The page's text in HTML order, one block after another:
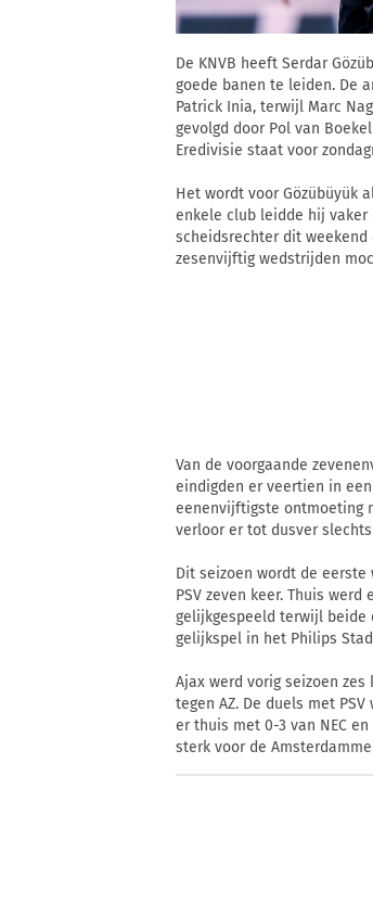
De KNVB heeft Serdar
goede banen te leiden. De
Patrick Inia, terwijl Marc
gevolgd door Pol van
Eredivisie staat voor
Het wordt voor Gözübüyük
enkele club leidde hij vaker
scheidsrechter dit
zesenvijftig wedstrijden
Van de voorgaande
eindigden er veertien in
eenenvijftigste ontmoeting
verloor er tot dusver slechts
Dit seizoen wordt de eerste
PSV zeven keer. Thuis
gelijkgespeeld terwijl beide
gelijkspel in het Philips
Ajax werd vorig seizoen
tegen AZ. De duels met
er thuis met 0-3 van NEC
sterk voor de